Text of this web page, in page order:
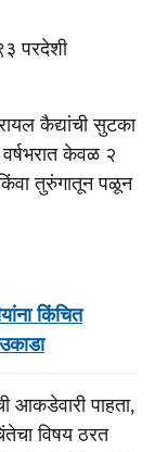
परदेशी
कैद्यांची सुटका
केवळ २
तुरुंगातून पळून
किंचित
आकडेवारी पाहता,
विषय ठरत